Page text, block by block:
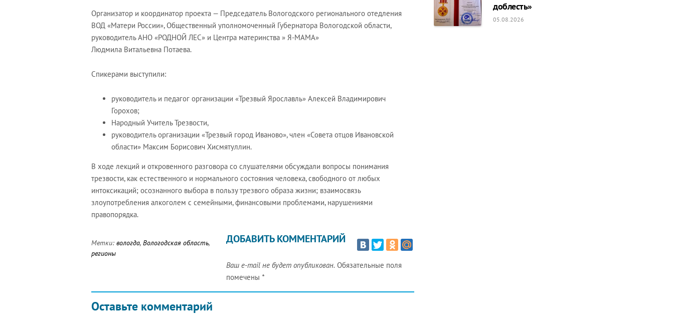
Организатор и координатор проекта — Председатель Вологодского регионального отедления
ВОД «Матери России», Общественный уполномоченный Губернатора Вологодской области,
руководитель АНО «РОДНОЙ ЛЕС» и Центра материнства » Я-МАМА»
Людмила Витальевна Потаева.
Спикерами выступили:
руководитель и педагог организации «Трезвый Ярославль» Алексей Владимирович
Горохов;
Народный Учитель Трезвости,
руководитель организации «Трезвый город Иваново», член «Совета отцов Ивановской
области» Максим Борисович Хисмятуллин.
В ходе лекций и откровенного разговора со слушателями обсуждали вопросы понимания
трезвости, как естественного и нормального состояния человека, свободного от любых
интоксикаций; осознанного выбора в пользу трезвого образа жизни; взаимосвязь
злоупотребления алкоголем с семейными, финансовыми проблемами, нарушениями
правопорядка.
Метки: вологда, Вологодская область,
регионы
Оставьте комментарий
ДОБАВИТЬ КОММЕНТАРИЙ
Ваш e-mail не будет опубликован. Обязательные поля
помечены *
доблесть»
05.08.2026